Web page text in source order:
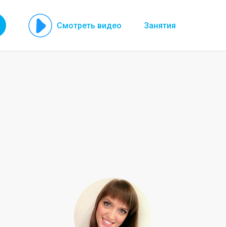
Смотреть видео Занятия